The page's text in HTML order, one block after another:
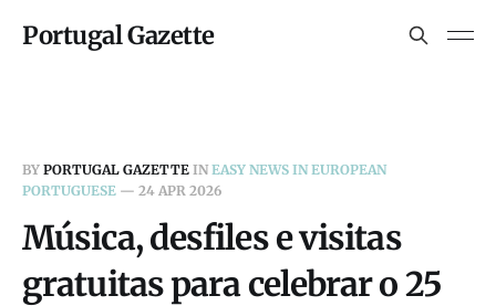
Portugal Gazette
BY PORTUGAL GAZETTE IN EASY NEWS IN EUROPEAN
PORTUGUESE — 24 APR 2026
Música, desfiles e visitas
gratuitas para celebrar o 25